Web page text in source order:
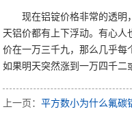
现在铝锭价格非常的透明
天铝价都有上下浮动。有心人
价在一万三千九，那么几乎每
如果明天突然涨到一万四千二
上一页：平方数小为什么氟碳